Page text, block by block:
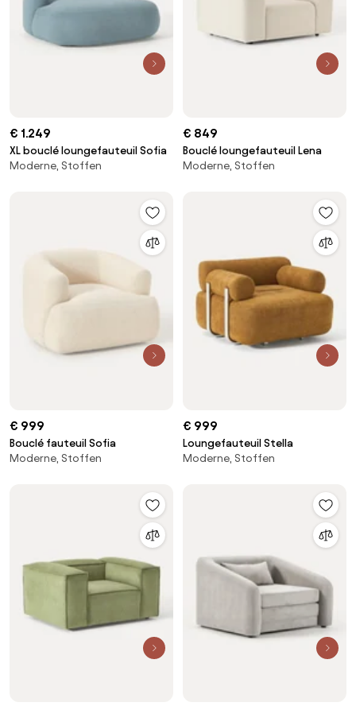
€ 1.249
XL bouclé loungefauteuil Sofia
Moderne, Stoffen
€ 849
Bouclé loungefauteuil Lena
Moderne, Stoffen
€ 999
Bouclé fauteuil Sofia
Moderne, Stoffen
€ 999
Loungefauteuil Stella
Moderne, Stoffen